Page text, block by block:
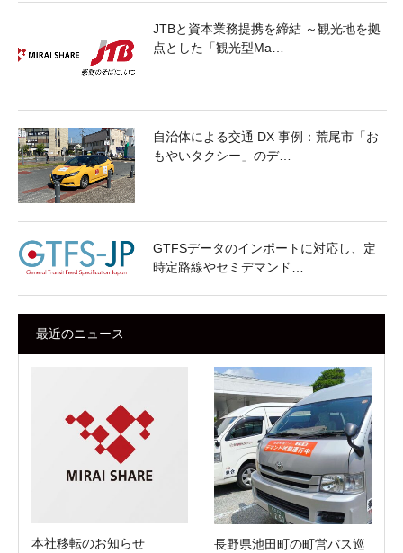
JTBと資本業務提携を締結 ～観光地を拠
点とした「観光型Ma…
自治体による交通 DX 事例：荒尾市「お
もやいタクシー」のデ…
GTFSデータのインポートに対応し、定
時定路線やセミデマンド…
最近のニュース
本社移転のお知らせ
長野県池田町の町営バス巡